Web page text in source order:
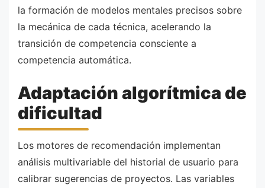
la formación de modelos mentales precisos sobre
la mecánica de cada técnica, acelerando la
transición de competencia consciente a
competencia automática.
Adaptación algorítmica de
dificultad
Los motores de recomendación implementan
análisis multivariable del historial de usuario para
calibrar sugerencias de proyectos. Las variables